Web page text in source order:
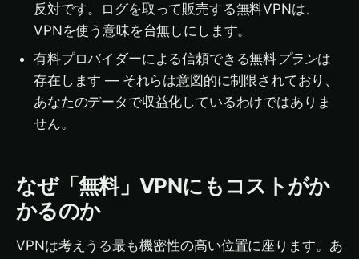
反対です。ログを取って販売する無料VPNは、
VPNを使う意味を台無しにします。
有料プロバイダーによる信頼できる無料 プランは
存在します — それらは意図的に制限されており、
あなたのデータで収益化しているわけではありま
せん。
なぜ「無料」VPNにもコストがか
かるのか
VPNは考えうる最も機密性の高い位置に座ります。あ